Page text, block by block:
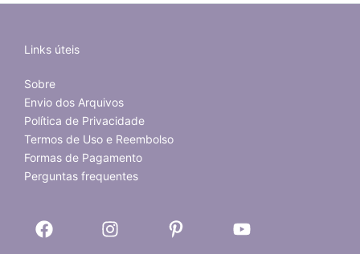
Links úteis
Sobre
Envio dos Arquivos
Política de Privacidade
Termos de Uso e Reembolso
Formas de Pagamento
Perguntas frequentes